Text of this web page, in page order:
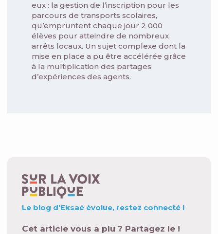
eux : la gestion de l’inscription pour les
parcours de transports scolaires,
qu’empruntent chaque jour 2 000
élèves pour atteindre de nombreux
arrêts locaux. Un sujet complexe dont la
mise en place a pu être accélérée grâce
à la multiplication des partages
d’expériences des agents.
Le blog d'Eksaé évolue, restez connecté !
Cet article vous a plu ? Partagez le !